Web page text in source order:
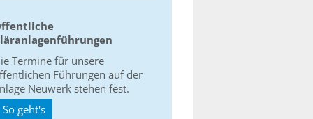
Termine für unsere
Führungen auf der
Neuwerk stehen fest.
So geht's